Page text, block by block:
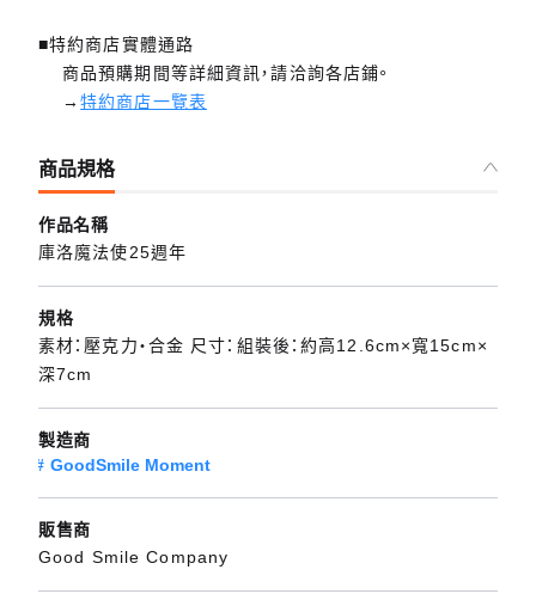
■特約商店實體通路
商品預購期間等詳細資訊，請洽詢各店鋪。
→特約商店一覽表
商品規格
作品名稱
庫洛魔法使25週年
規格
素材：壓克力・合金 尺寸：組裝後：約高12.6cm×寬15cm×
深7cm
製造商
GoodSmile Moment
販售商
Good Smile Company